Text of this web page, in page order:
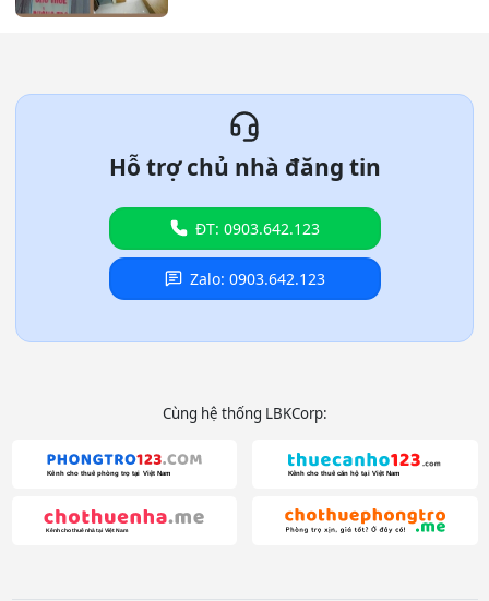
Hỗ trợ chủ nhà đăng tin
ĐT: 0903.642.123
Zalo: 0903.642.123
Cùng hệ thống LBKCorp: